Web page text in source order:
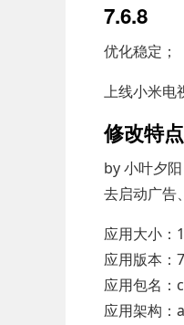
7.6.8
优化稳定；
上线小米电
修改特点
by 小叶夕阳
去启动广告
应用大小：
应用版本：
应用包名
应用架构：